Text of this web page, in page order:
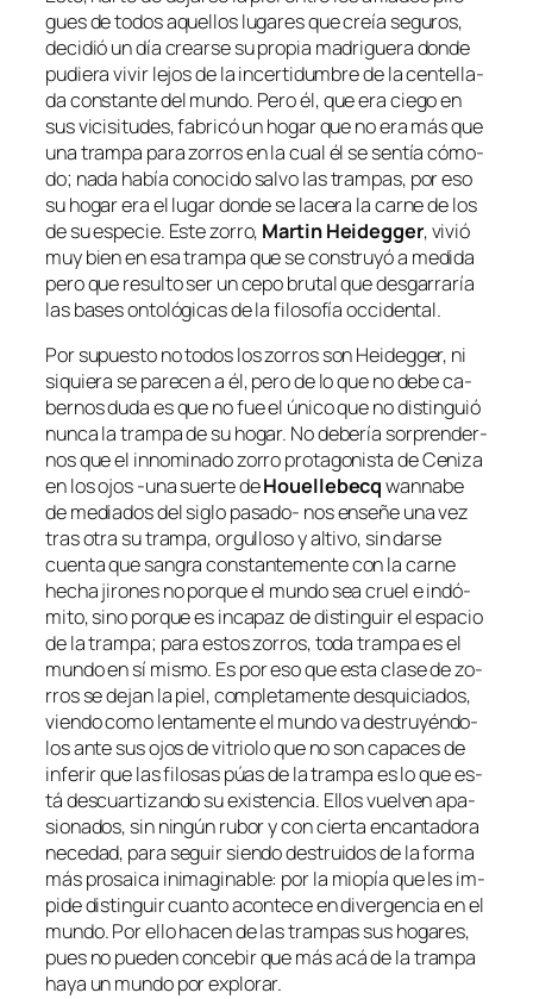
gues de to­dos aque­llos lu­ga­res que creía se­gu­ros,
de­ci­dió un día crear­se su pro­pia ma­dri­gue­ra don­de
pu­die­ra vi­vir le­jos de la in­cer­ti­dum­bre de la cen­te­lla­
da cons­tan­te del mun­do. Pero él, que era cie­go en
sus vi­ci­si­tu­des, fa­bri­có un ho­gar que no era más que
una tram­pa pa­ra zo­rros en la cual él se sen­tía có­mo­
do; na­da ha­bía co­no­ci­do sal­vo las tram­pas, por eso
su ho­gar era el lu­gar don­de se la­ce­ra la car­ne de los
de su es­pe­cie. Este zo­rro, Martin Heidegger, vi­vió
muy bien en esa tram­pa que se cons­tru­yó a me­di­da
pe­ro que re­sul­to ser un ce­po bru­tal que des­ga­rra­ría
las ba­ses on­to­ló­gi­cas de la fi­lo­so­fía occidental.
Por su­pues­to no to­dos los zo­rros son Heidegger, ni
si­quie­ra se pa­re­cen a él, pe­ro de lo que no de­be ca­
ber­nos du­da es que no fue el úni­co que no dis­tin­guió
nun­ca la tram­pa de su ho­gar. No de­be­ría sor­pren­der­
nos que el in­no­mi­na­do zo­rro pro­ta­go­nis­ta deCeniza
en los ojos‑una suer­te deHouellebecqwan­na­be
de me­dia­dos del si­glo pasado- nos en­se­ñe una vez
tras otra su tram­pa, or­gu­llo­so y al­ti­vo, sin dar­se
cuen­ta que san­gra cons­tan­te­men­te con la car­ne
he­cha ji­ro­nes no por­que el mun­do sea cruel e in­dó­
mi­to, sino por­que es in­ca­paz de dis­tin­guir el es­pa­cio
de la tram­pa; pa­ra es­tos zo­rros, to­da tram­pa es el
mun­do en sí mis­mo. Es por eso que es­ta cla­se de zo­
rros se de­jan la piel, com­ple­ta­men­te des­qui­cia­dos,
vien­do co­mo len­ta­men­te el mun­do va des­tru­yén­do­
los an­te sus ojos de vi­trio­lo que no son ca­pa­ces de
in­fe­rir que las fi­lo­sas púas de la tram­pa es lo que es­
tá des­cuar­ti­zan­do su exis­ten­cia. Ellos vuel­ven apa­
sio­na­dos, sin nin­gún ru­bor y con cier­ta en­can­ta­do­ra
ne­ce­dad, pa­ra se­guir sien­do des­trui­dos de la for­ma
más pro­sai­ca inima­gi­na­ble: por la mio­pía que les im­
pi­de dis­tin­guir cuan­to acon­te­ce en di­ver­gen­cia en el
mun­do. Por ello ha­cen de las tram­pas sus ho­ga­res,
pues no pue­den con­ce­bir que más acá de la tram­pa
ha­ya un mun­do por explorar.